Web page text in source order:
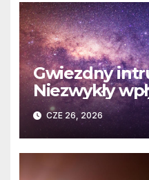
Gwiezdny
Niezwykły
spotkania na
Słonecznego
CZE 26, 2026